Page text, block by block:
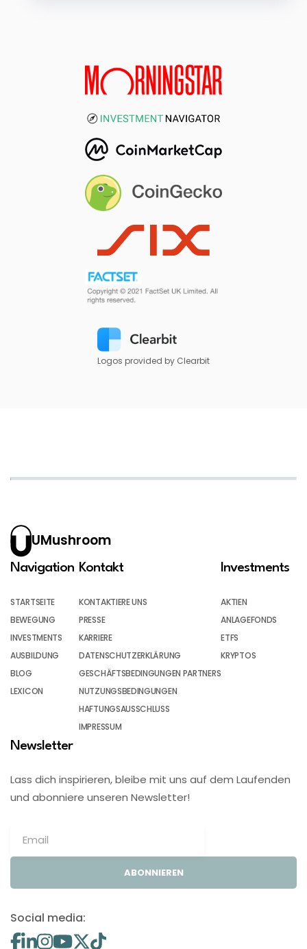
Logos provided by Clearbit
UMushroom
Navigation
STARTSEITE
BEWEGUNG
INVESTMENTS
AUSBILDUNG
BLOG
LEXICON
Kontakt
KONTAKTIERE UNS
PRESSE
KARRIERE
DATENSCHUTZERKLÄRUNG
GESCHÄFTSBEDINGUNGEN PARTNERS
NUTZUNGSBEDINGUNGEN
HAFTUNGSAUSSCHLUSS
IMPRESSUM
Investments
AKTIEN
ANLAGEFONDS
ETFS
KRYPTOS
Newsletter
Lass dich inspirieren, bleibe mit uns auf dem Laufenden
und abonniere unseren Newsletter!
ABONNIEREN
Social media: